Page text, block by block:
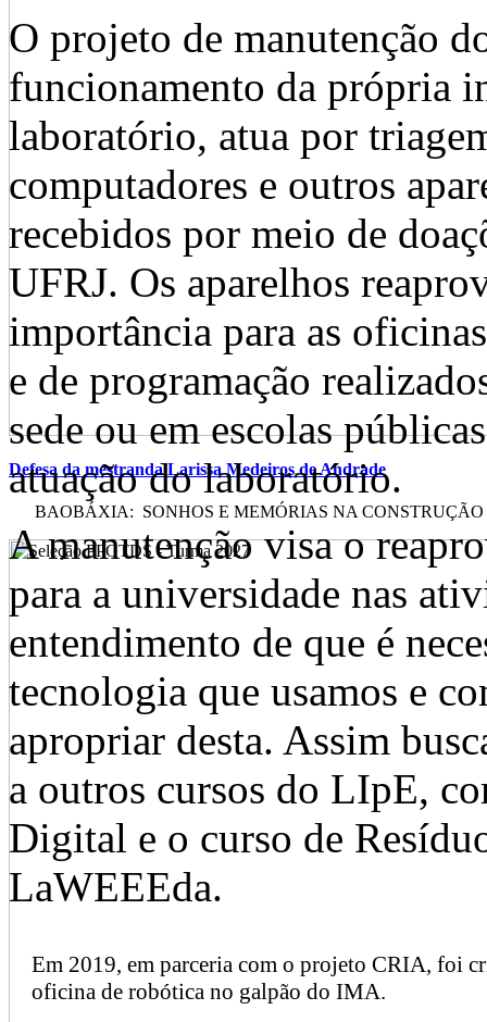
Defesa da mestranda Larissa Medeiros de Andrade
BAOBÁXIA: SONHOS E MEMÓRIAS NA CONSTRUÇÃO
O projeto de manutenção
funcionamento da própria
laboratório, atua por
computadores e outros
recebidos por meio de
UFRJ. Os aparelhos
importância para as
e de programação
sede ou em escolas
atuação do laboratório.
A manutenção visa o
para a universidade nas
entendimento de que é
tecnologia que usamos e
apropriar desta. Assim
a outros cursos do LIpE,
Digital e o curso de
LaWEEEda.
Em 2019, em parceria com o projeto CRIA, foi
oficina de robótica no galpão do IMA.